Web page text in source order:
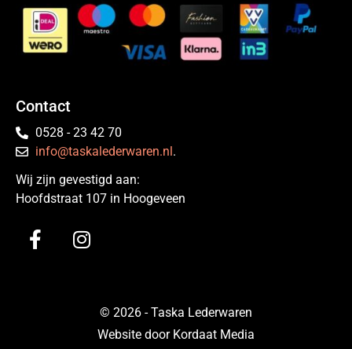
Contact
0528 - 23 42 70
info@taskalederwaren.nl .
Wij zijn gevestigd aan:
Hoofdstraat 107 in Hoogeveen
© 2026 - Taska Lederwaren
Website door Kordaat Media